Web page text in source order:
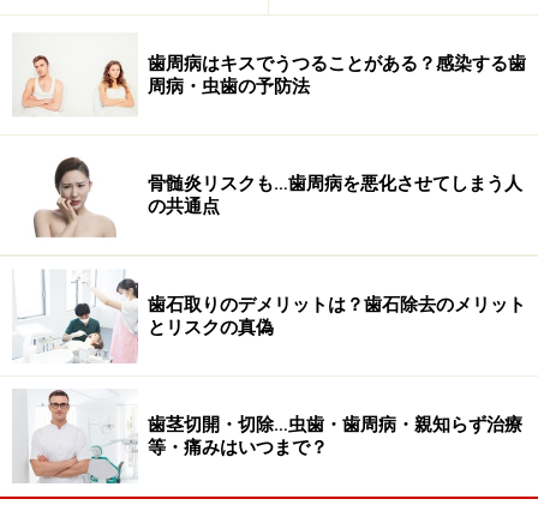
30代を過ぎて、歯茎が少し下がってきたようであれば、
歯間ブラシを使用して歯と歯の間に汚れを溜めないよう
にしましょう。また極端に歯の間が狭いような場所は、
デンタルフロスなどを使用すると綺麗になります。
オススメは定期健診！
レントゲンで見ると歯周病の進行がわかりやすい
歯周病予防で最も効果的なのは病院などでの定期健診で
す。次のようなことは歯周病予防に役立ちます。
歯周病はキスでうつることがある？感染する歯
周病・虫歯の予防法
骨髄炎リスクも…歯周病を悪化させてしまう人
の共通点
歯石取りのデメリットは？歯石除去のメリット
とリスクの真偽
歯茎切開・切除…虫歯・歯周病・親知らず治療
等・痛みはいつまで？